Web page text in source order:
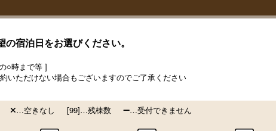
宿泊日をお選びください。
○時まで等 ]
いただけない場合もございますのでご了承ください
…空きなし [99]…残棟数 …受付できません